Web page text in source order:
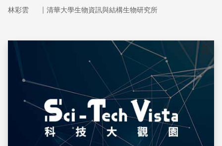
林彩雲 ｜ 清華大學生物資訊與結構生物研究所
儲存